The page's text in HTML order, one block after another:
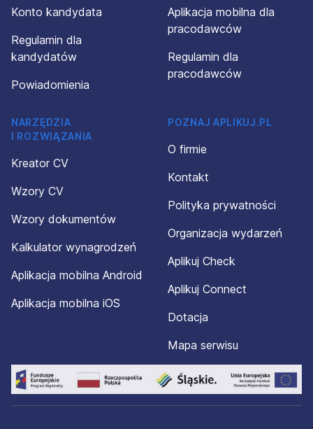
Konto kandydata
Regulamin dla
kandydatów
Powiadomienia
Aplikacja mobilna dla
pracodawców
Regulamin dla
pracodawców
NARZĘDZIA
I ROZWIĄZANIA
Kreator CV
Wzory CV
Wzory dokumentów
Kalkulator wynagrodzeń
Aplikacja mobilna Android
Aplikacja mobilna iOS
POZNAJ APLIKUJ.PL
O firmie
Kontakt
Polityka prywatności
Organizacja wydarzeń
Aplikuj Check
Aplikuj Connect
Dotacja
Mapa serwisu